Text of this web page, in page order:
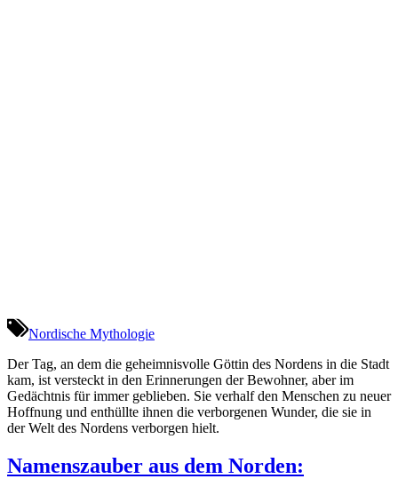
Nordische Mythologie
Der Tag, an dem die geheimnisvolle Göttin des Nordens in die Stadt
kam, ist versteckt in den Erinnerungen der Bewohner, aber im
Gedächtnis für immer geblieben. Sie verhalf den Menschen zu neuer
Hoffnung und enthüllte ihnen die verborgenen Wunder, die sie in
der Welt des Nordens verborgen hielt.
Namenszauber aus dem Norden: